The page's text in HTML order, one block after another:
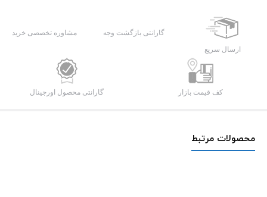
YC30
ارسال سریع
گارانتی بازگشت وجه مشاوره تخصصی خرید
کف قیمت بازار گارانتی محصول اورجینال
محصولات مرتبط